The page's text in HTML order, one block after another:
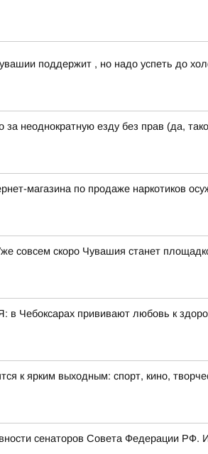
поддержит , но надо успеть до
за неоднократную езду без прав (да,
магазина по продаже наркотиков
совсем скоро Чувашия станет
в Чебоксарах прививают любовь к
к ярким выходным: спорт, кино,
сенаторов Совета Федерации РФ.